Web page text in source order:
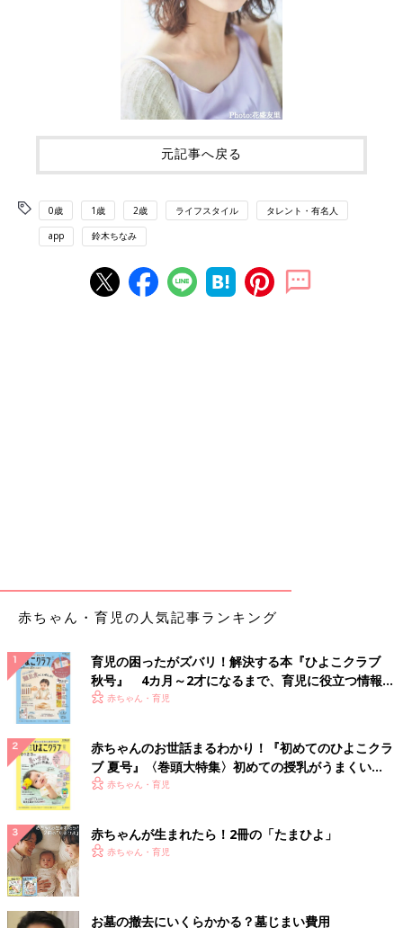
元記事へ戻る
0歳 1歳 2歳 ライフスタイル タレント・有名人
app 鈴木ちなみ
赤ちゃん・育児の人気記事ランキング
育児の困ったがズバリ！解決する本『ひよこクラブ
秋号』 4カ月～2才になるまで、育児に役立つ情報が
いっぱい！
赤ちゃん・育児
赤ちゃんのお世話まるわかり！『初めてのひよこクラ
ブ 夏号』〈巻頭大特集〉初めての授乳がうまくい
く！ おっぱい・ミルクの基本と夏のトラブル 解決テ
赤ちゃん・育児
赤ちゃんが生まれたら！2冊の「たまひよ」
赤ちゃん・育児
お墓の撤去にいくらかかる？墓じまい費用